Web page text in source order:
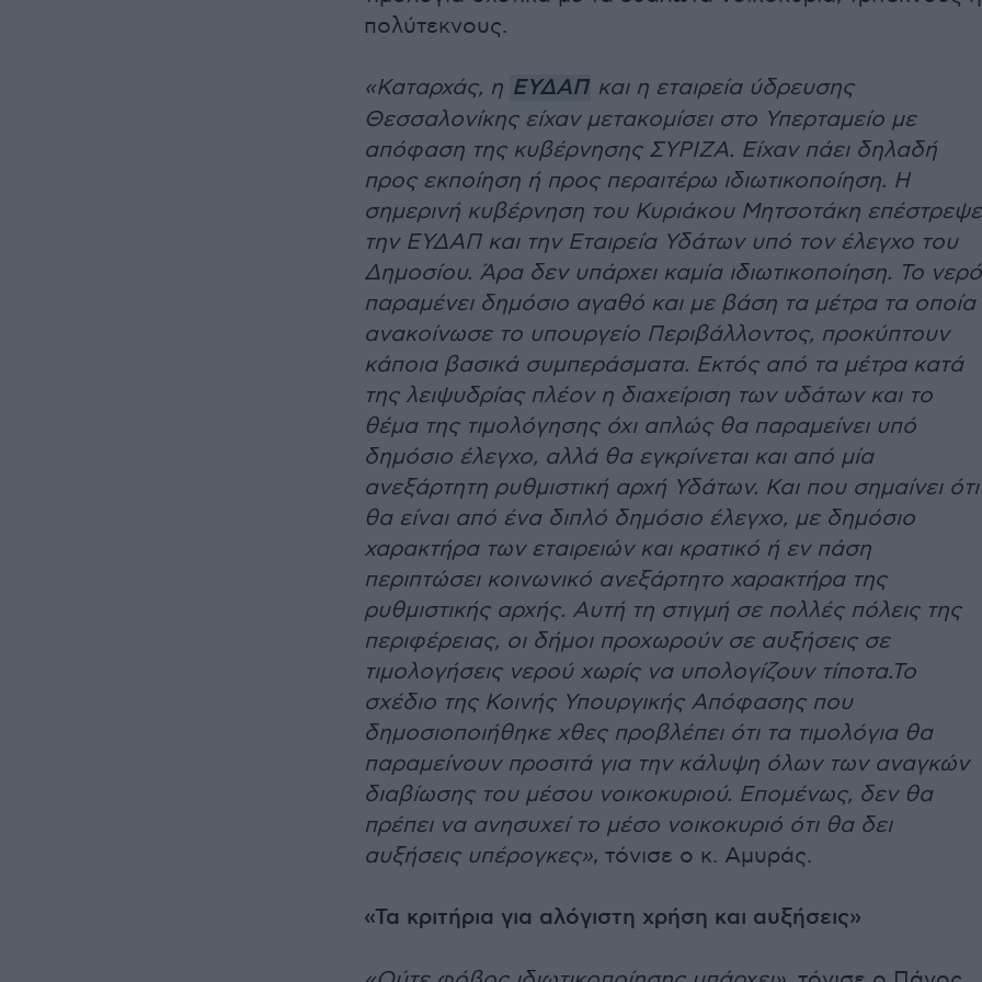
πολύτεκνους.
«Καταρχάς, η ΕΥΔΑΠ και η εταιρεία ύδρευσης
Θεσσαλονίκης είχαν μετακομίσει στο Υπερταμείο με
απόφαση της κυβέρνησης ΣΥΡΙΖΑ. Είχαν πάει δηλαδή
προς εκποίηση ή προς περαιτέρω ιδιωτικοποίηση. Η
σημερινή κυβέρνηση του Κυριάκου Μητσοτάκη επέστρεψε
την ΕΥΔΑΠ και την Εταιρεία Υδάτων υπό τον έλεγχο του
Δημοσίου. Άρα δεν υπάρχει καμία ιδιωτικοποίηση. Το νερό
παραμένει δημόσιο αγαθό και με βάση τα μέτρα τα οποία
ανακοίνωσε το υπουργείο Περιβάλλοντος, προκύπτουν
κάποια βασικά συμπεράσματα. Εκτός από τα μέτρα κατά
της λειψυδρίας πλέον η διαχείριση των υδάτων και το
θέμα της τιμολόγησης όχι απλώς θα παραμείνει υπό
δημόσιο έλεγχο, αλλά θα εγκρίνεται και από μία
ανεξάρτητη ρυθμιστική αρχή Υδάτων. Και που σημαίνει ότι
θα είναι από ένα διπλό δημόσιο έλεγχο, με δημόσιο
χαρακτήρα των εταιρειών και κρατικό ή εν πάση
περιπτώσει κοινωνικό ανεξάρτητο χαρακτήρα της
ρυθμιστικής αρχής. Αυτή τη στιγμή σε πολλές πόλεις της
περιφέρειας, οι δήμοι προχωρούν σε αυξήσεις σε
τιμολογήσεις νερού χωρίς να υπολογίζουν τίποτα.Το
σχέδιο της Κοινής Υπουργικής Απόφασης που
δημοσιοποιήθηκε χθες προβλέπει ότι τα τιμολόγια θα
παραμείνουν προσιτά για την κάλυψη όλων των αναγκών
διαβίωσης του μέσου νοικοκυριού. Επομένως, δεν θα
πρέπει να ανησυχεί το μέσο νοικοκυριό ότι θα δει
αυξήσεις υπέρογκες», τόνισε ο κ. Αμυράς.
«Τα κριτήρια για αλόγιστη χρήση και αυξήσεις»